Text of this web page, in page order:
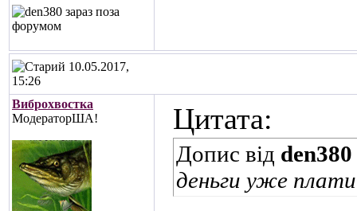
10.05.2017,
15:26
Виброхвостка
МодераторША!
Цитата:
Допис від den380
деньги уже